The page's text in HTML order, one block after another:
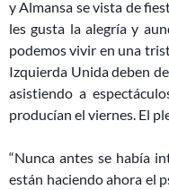
y Almansa se vista de
les gusta la alegría y
podemos vivir en una
Izquierda Unida deben
asistiendo a
producían el viernes. El
“Nunca antes se había
están haciendo ahora el